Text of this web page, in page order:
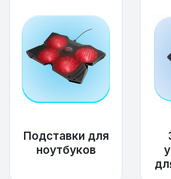
Подставки для
ноутбуков